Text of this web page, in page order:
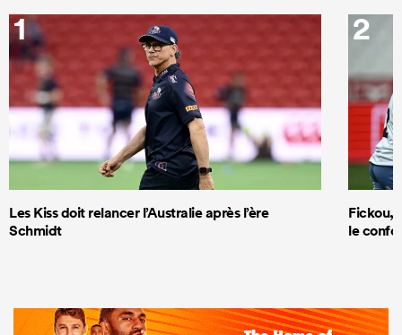
1
Les Kiss doit relancer l’Australie après l’ère
Schmidt
2
Fickou,
le